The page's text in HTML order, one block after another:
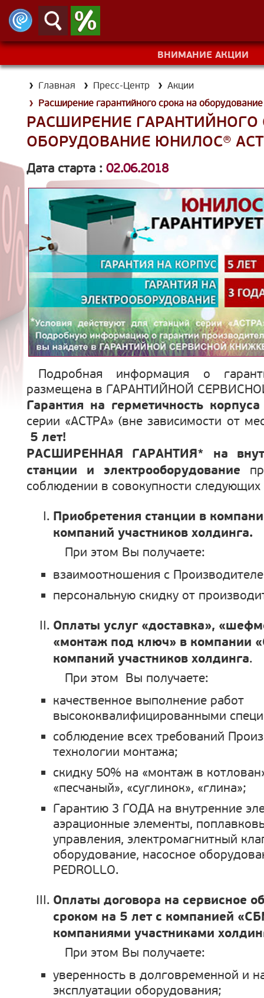
ВНИМАНИЕ АКЦИИ
Главная Пресс-Центр
Акции
Расширение гарантийного срока на
РАСШИРЕНИЕ ГАРАНТИЙНОГО
ОБОРУДОВАНИЕ ЮНИЛОС®
Дата старта : 02.06.2018
Подробная информация о
размещена в ГАРАНТИЙНОЙ
Гарантия на герметичность корпуса
серии «АСТРА» (вне зависимости от
5 лет!
РАСШИРЕННАЯ ГАРАНТИЯ* на
станции и электрооборудование
соблюдении в совокупности следующих
Приобретения станции в
компаний участников холдинга.
При этом Вы получаете:
взаимоотношения с
персональную скидку от
Оплаты услуг «доставка»,
«монтаж под ключ» в компании
компаний участников холдинга.
При этом Вы получаете:
качественное выполнение работ
высококвалифицированными
соблюдение всех требований
технологии монтажа;
скидку 50% на «монтаж в
«песчаный», «суглинок», «глина»;
Гарантию 3 ГОДА на внутренние
аэрационные элементы,
управления, электромагнитный
оборудование, насосное
PEDROLLO.
Оплаты договора на сервисное
сроком на 5 лет с компанией
компаниями участниками
При этом Вы получаете:
уверенность в долговременной и
эксплуатации оборудования;
ЗАКРЫТЬ МЕНЮ
Оборудование
Услуги
Цены
Дилерам
О компании
Пресс-Центр
Фотогалерея
Статьи
Акции
Новости
Нормативные документы
Опросные листы
Контакты
Поиск по сайту